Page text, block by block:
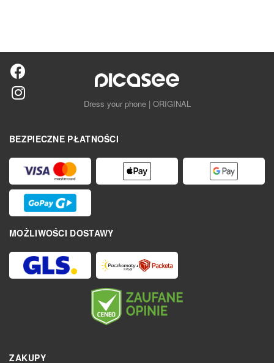
Dress your phone | ORIGINAL
BEZPIECZNE PŁATNOŚCI
MOŻLIWOŚCI DOSTAWY
ZAKUPY